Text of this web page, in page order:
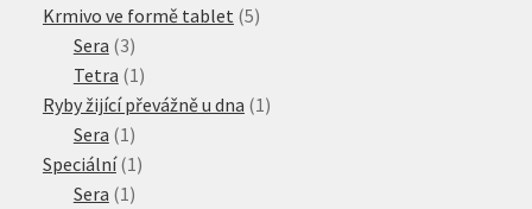
produkty
Krmivo ve formě tablet 55
Sera 33
produkty
Tetra 11
produkt
Ryby žijící převážně u dna 11
Sera 11
produkt
Speciální 11
Sera 11